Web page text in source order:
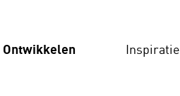
Ontwikkelen Inspiratie